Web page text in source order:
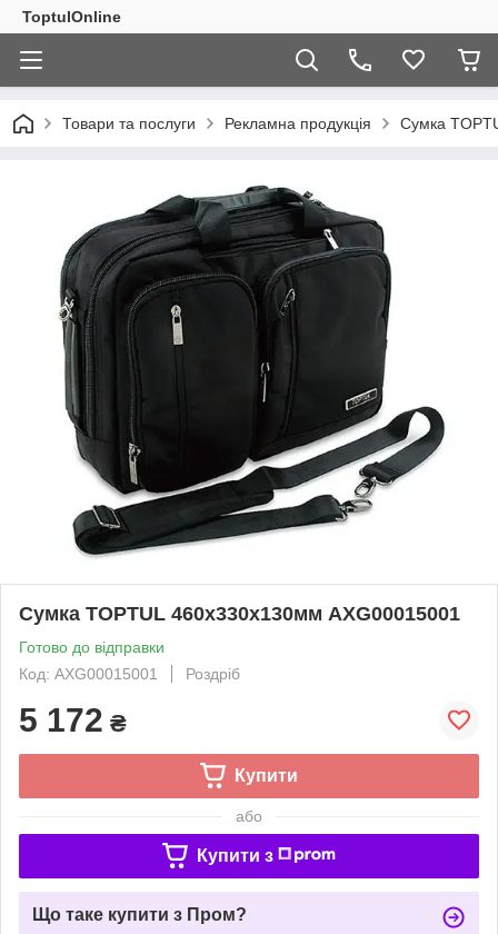
ToptulOnline
Товари та послуги Рекламна продукція Сумка
Сумка TOPTUL 460x330x130мм AXG00015001
Готово до відправки
Код: AXG00015001
Роздріб
5 172 ₴
Купити
або
Купити з
Що таке купити з Пром?